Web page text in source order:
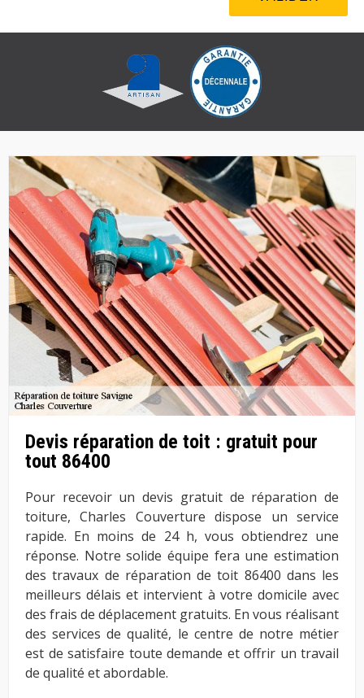
Devis réparation de toit : gratuit pour
tout 86400
Pour recevoir un devis gratuit de réparation de
toiture, Charles Couverture dispose un service
rapide. En moins de 24 h, vous obtiendrez une
réponse. Notre solide équipe fera une estimation
des travaux de réparation de toit 86400 dans les
meilleurs délais et intervient à votre domicile avec
des frais de déplacement gratuits. En vous réalisant
des services de qualité, le centre de notre métier
est de satisfaire toute demande et offrir un travail
de qualité et abordable.